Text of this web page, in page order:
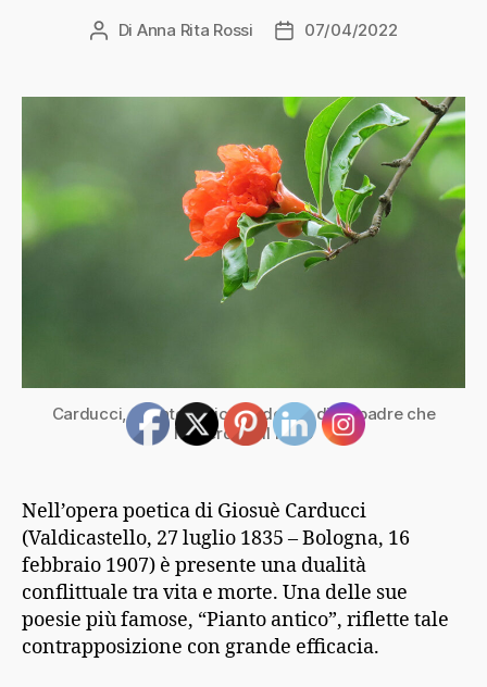
Autore
Di Anna Rita Rossi
Data07/04/2022
Carducci, “Pianto antico”: il dolore di un padre che
ha perduto il figlio
Nell’opera poetica di Giosuè Carducci
(Valdicastello, 27 luglio 1835 – Bologna, 16
febbraio 1907) è presente una dualità
conflittuale tra vita e morte. Una delle sue
poesie più famose, “Pianto antico”, riflette tale
contrapposizione con grande efficacia.